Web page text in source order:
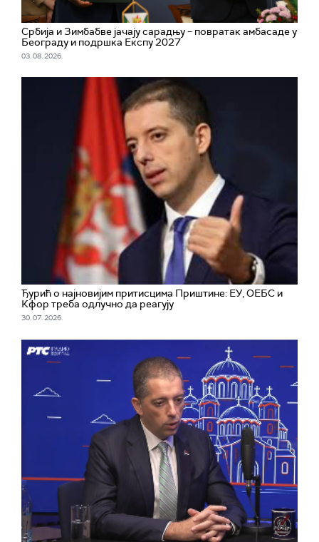
Србија и Зимбабве јачају сарадњу – повратак амбасаде у
Београду и подршка Експу 2027
03. 08. 2026.
Ђурић о најновијим притисцима Приштине: ЕУ, ОЕБС и
Кфор треба одлучно да реагују
30. 07. 2026.